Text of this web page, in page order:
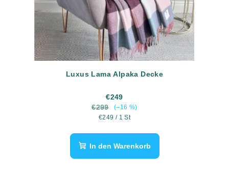
Luxus Lama Alpaka Decke
€249
€299
(–16 %)
Verkaufspreis:
€249 / 1 St
In den Warenkorb